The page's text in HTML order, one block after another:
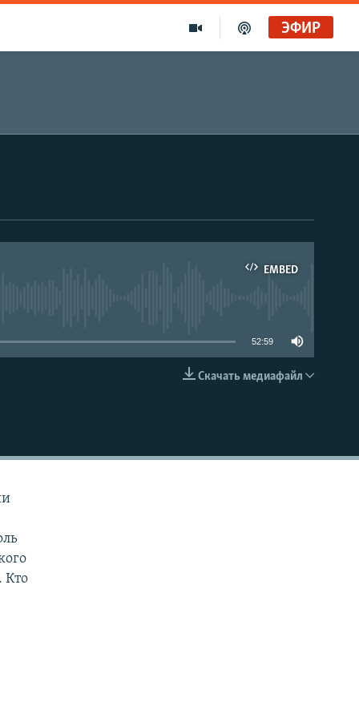
ЭФИР
EMBED
EMBED
52:59
Скачать медиафайл
Кто